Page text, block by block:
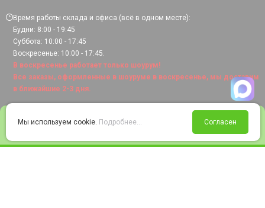
Войти Избранное Корзина
Время работы склада и офиса (всё в одном месте):
Будни: 8:00 - 19:45
Суббота: 10:00 - 17:45
Воскресенье: 10:00 - 17:45.
В воскресенье работает только шоурум!
Все заказы, оформленные в шоуруме в воскресенье, мы доставим
в ближайшие 2-3 дня.
Мы используем cookie. Подробнее... Согласен